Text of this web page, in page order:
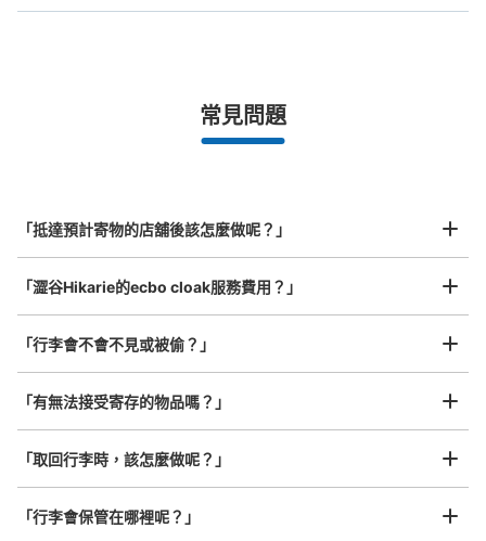
ーが8か所あります（サイズは小サイズと同じで料金は
300円）。
事先用手機預約
指定的日期和時間
工作人員拍完行李照片後
全國有1,000家以上合作店鋪
我們與許多地點方便的車站內店舖以及24小時營業的店鋪合作。
最長邊未滿45cm的行李（小型背包、手提包、手提行李
¥800/日
常見問題
「抵達預計寄物的店舖後該怎麼做呢？」
「澀谷Hikarie的ecbo cloak服務費用？」
「行李會不會不見或被偷？」
「有無法接受寄存的物品嗎？」
「取回行李時，該怎麼做呢？」
「行李會保管在哪裡呢？」